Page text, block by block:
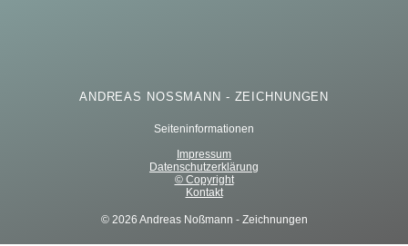
ANDREAS NOSSMANN - ZEICHNUNGEN
Seiteninformationen
Impressum
Datenschutzerklärung
© Copyright
Kontakt
© 2026 Andreas Noßmann - Zeichnungen